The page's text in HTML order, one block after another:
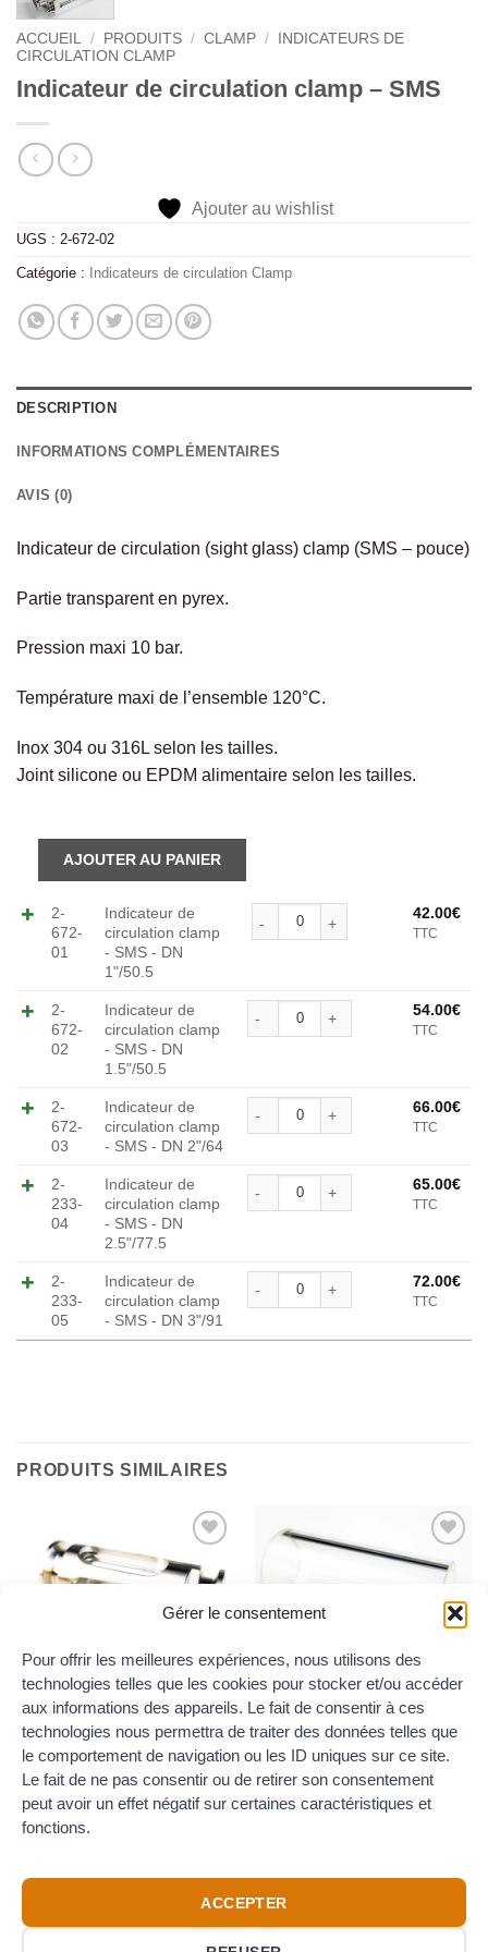
Gérer le consentement
Pour offrir les meilleures expériences, nous utilisons des
technologies telles que les cookies pour stocker et/ou accéder
aux informations des appareils. Le fait de consentir à ces
technologies nous permettra de traiter des données telles que
le comportement de navigation ou les ID uniques sur ce site.
Le fait de ne pas consentir ou de retirer son consentement
peut avoir un effet négatif sur certaines caractéristiques et
fonctions.
ACCEPTER
ACCUEIL / PRODUITS / CLAMP /
INDICATEURS DE
CIRCULATION CLAMP
Indicateur de circulation clamp – SMS
Ajouter au wishlist
UGS : 2-672-02
Catégorie : Indicateurs de circulation Clamp
DESCRIPTION
INFORMATIONS COMPLÉMENTAIRES
AVIS (0)
Indicateur de circulation (sight glass) clamp (SMS – pouce)
Partie transparent en pyrex.
Pression maxi 10 bar.
Température maxi de l’ensemble 120°C.
Inox 304 ou 316L selon les tailles.
Joint silicone ou EPDM alimentaire selon les tailles.
2-
672-
01
Indicateur de
circulation clamp
- SMS - DN
1"/50.5
quantité de Indicateur de
42.00€
TTC
2-
672-
02
Indicateur de
circulation clamp
- SMS - DN
1.5"/50.5
quantité de Indicateur de
Alternative:
54.00€
TTC
2-
672-
03
Indicateur de
circulation clamp
- SMS - DN 2"/64
quantité de Indicateur de
Alternative:
66.00€
TTC
2-
233-
04
Indicateur de
circulation clamp
- SMS - DN
2.5"/77.5
quantité de Indicateur de
Alternative:
65.00€
TTC
2-
233-
05
Indicateur de
circulation clamp
- SMS - DN 3"/91
quantité de Indicateur de
Alternative:
72.00€
TTC
PRODUITS SIMILAIRES
Ajouter
au
INDICATEURS DE CIRCULATION CLAMP
Indicateur de circulation clamp
DN20/34 DIN
TTC
Ajouter
au
INDICATEURS DE CIRCULATION CLAMP
Verre d’échange pour
Indicateur de circulation clamp
(Pouce)
12.00€ – 14.00 €Plage
de
prix :
12.00€
TTC
Credit
Visa PayPal